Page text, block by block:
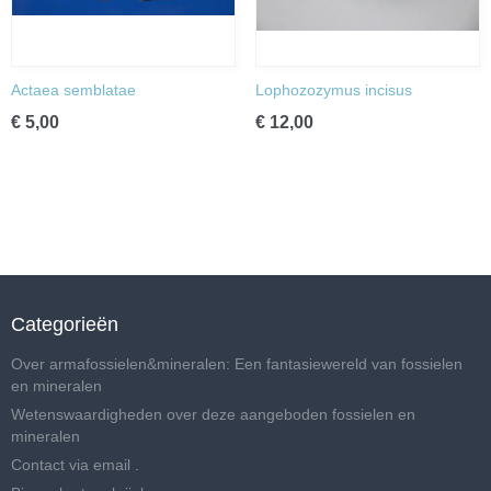
Actaea semblatae
€ 5,00
Lophozozymus incisus
€ 12,00
Categorieën
Over armafossielen&mineralen: Een fantasiewereld van fossielen
en mineralen
Wetenswaardigheden over deze aangeboden fossielen en
mineralen
Contact via email .